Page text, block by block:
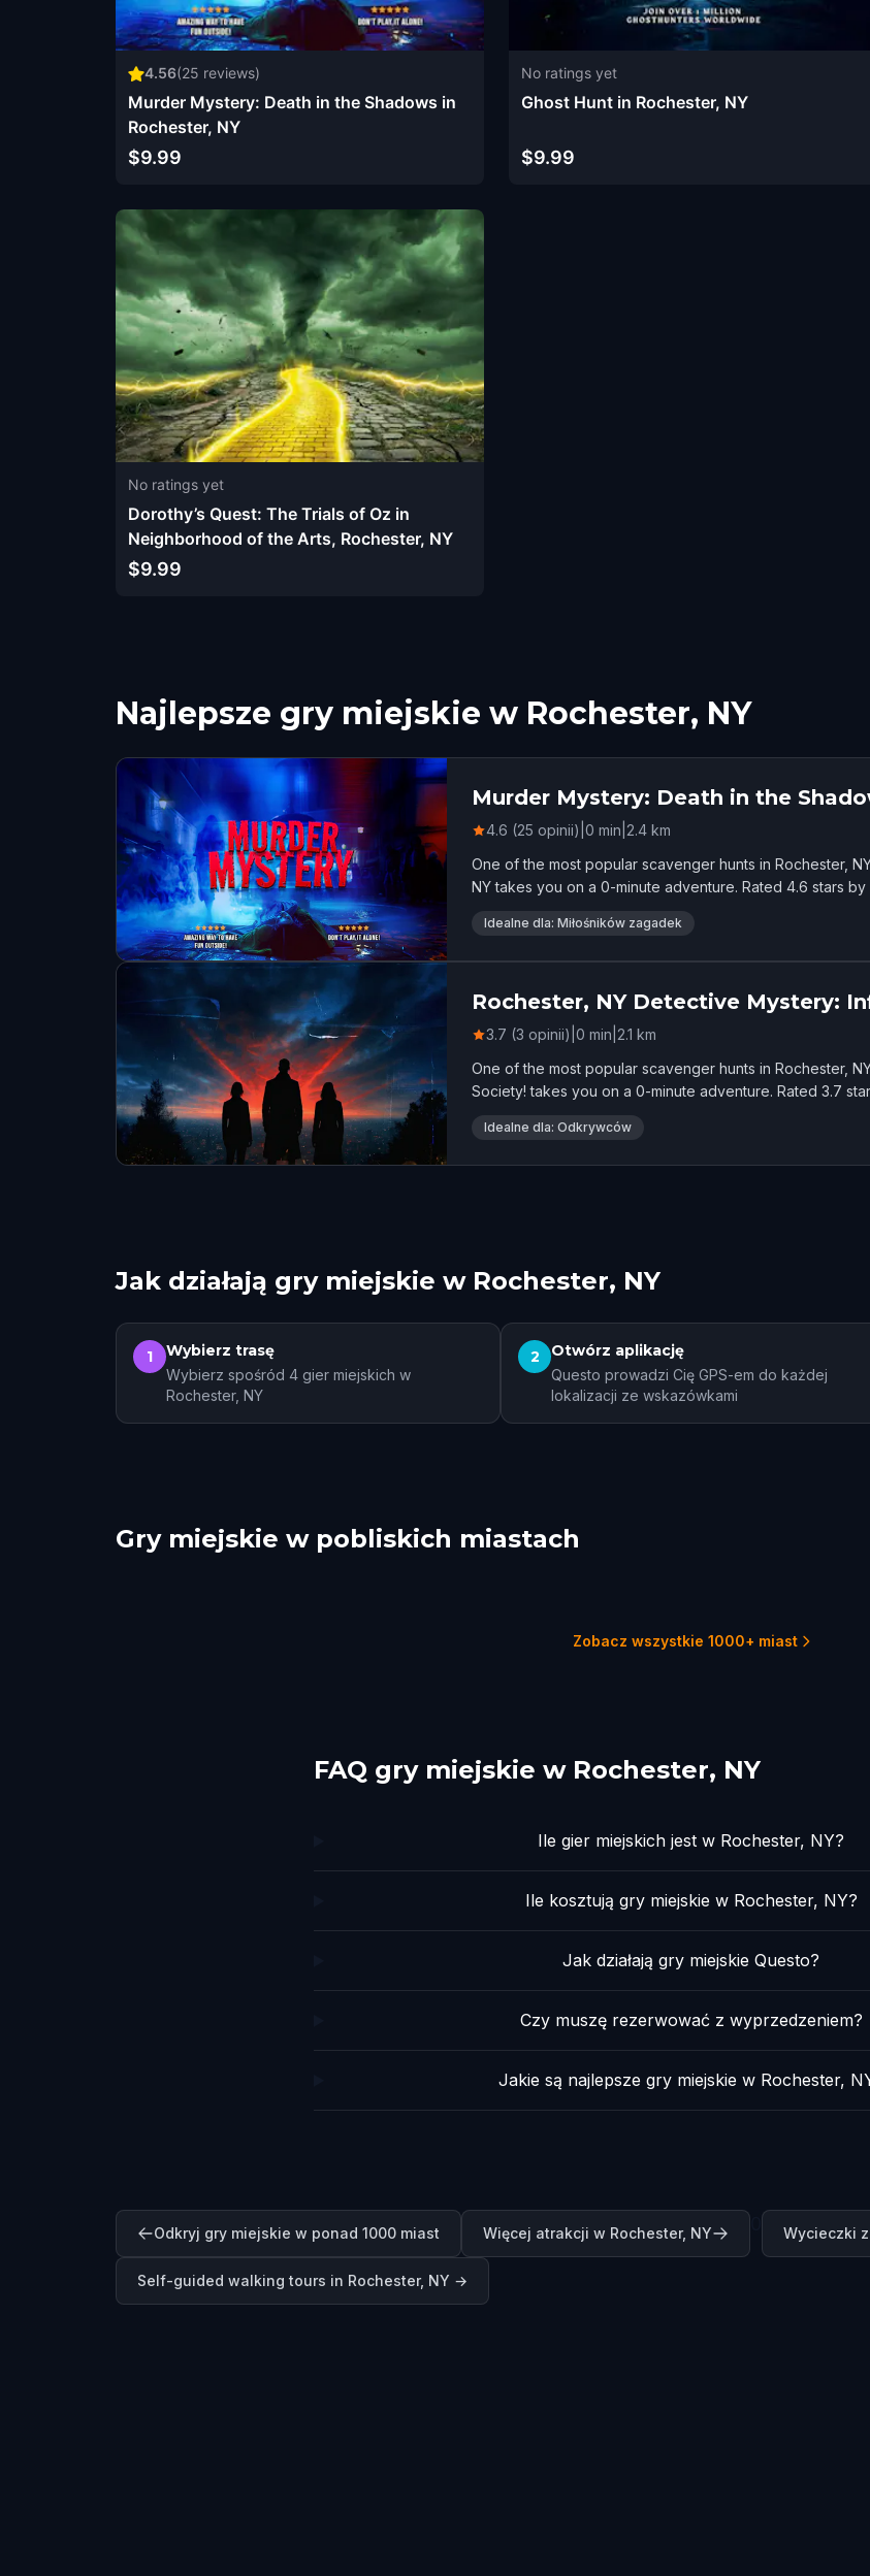
4.56(25 reviews)
Murder Mystery: Death in the Shadows in
Rochester, NY
$9.99
No ratings yet
Ghost Hunt in Rochester, NY
$9.99
No ratings yet
Dorothy’s Quest: The Trials of Oz in
Neighborhood of the Arts, Rochester, NY
$9.99
Najlepsze gry miejskie w Rochester, NY
Murder Mystery: Death in the
4.6 (25 opinii) 0 min 2.4 km
One of the most popular scavenger hunts in Rochester,
NY takes you on a 0-minute adventure. Rated 4.6 stars by
Idealne dla: Miłośników zagadek
Rochester, NY Detective Mystery:
3.7 (3 opinii) 0 min 2.1 km
One of the most popular scavenger hunts in Rochester,
Society! takes you on a 0-minute adventure. Rated 3.7
Idealne dla: Odkrywców
Jak działają gry miejskie w Rochester, NY
1 Wybierz trasę
Wybierz spośród 4 gier miejskich w
Rochester, NY
2 Otwórz aplikację
Questo prowadzi Cię GPS-em do każdej
lokalizacji ze wskazówkami
Gry miejskie w pobliskich miastach
Buffalo
Zobacz wszystkie 1000+ miast
FAQ gry miejskie w Rochester, NY
Ile gier miejskich jest w Rochester, NY?
Ile kosztują gry miejskie w Rochester, NY?
Jak działają gry miejskie Questo?
Czy muszę rezerwować z wyprzedzeniem?
Jakie są najlepsze gry miejskie w Rochester,
Odkryj gry miejskie w ponad 1000 miast Więcej atrakcji w Rochester, NY Wycieczki
Self-guided walking tours in Rochester, NY →